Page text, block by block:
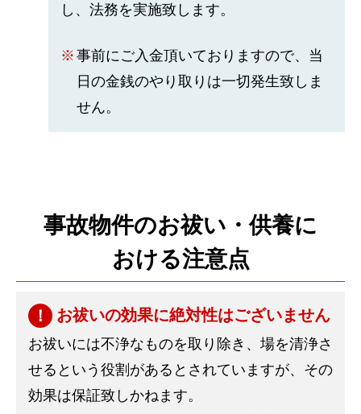
し、法務を実施致します。
事前にご入金頂いておりますので、当
日の金銭のやり取りは一切発生致しま
せん。
事故物件のお祓い・供養に
おける注意点
お祓いの効果に絶対性はございません
お祓いには不浄なものを取り除き、場を清浄さ
せるという役割があるとされていますが、その
効果は保証致しかねます。